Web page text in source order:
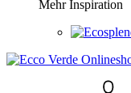
Mehr Inspiration